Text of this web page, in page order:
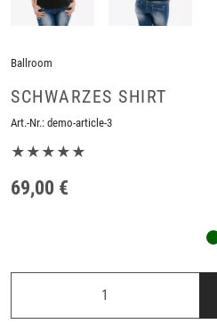
Ballroom
SCHWARZES SHIRT
Art.-Nr.: demo-article-3
★★★★★
69,00 €